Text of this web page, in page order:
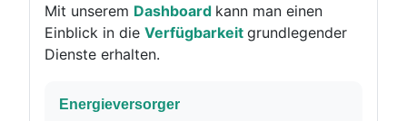
Mit unserem Dashboard kann man einen
Einblick in die Verfügbarkeit grundlegender
Dienste erhalten.
Energieversorger